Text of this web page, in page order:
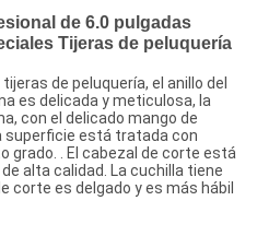
de 6.0 pulgadas
Tijeras de peluquería
de peluquería, el anillo del
es delicada y meticulosa, la
con el delicado mango de
superficie está tratada con
grado. . El cabezal de corte está
alta calidad. La cuchilla tiene
corte es delgado y es más hábil